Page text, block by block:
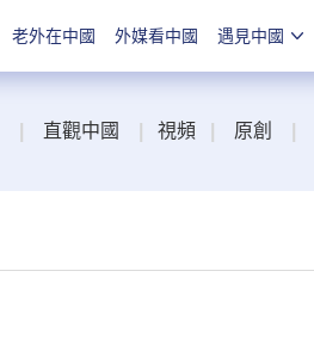
老外在中國 外媒看中國 遇見中國
直觀中國 視頻 原創